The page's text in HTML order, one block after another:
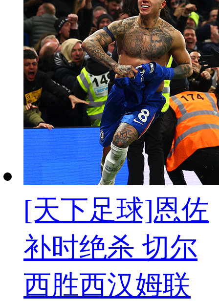
[天下足球]恩佐
补时绝杀 切尔
西胜西汉姆联